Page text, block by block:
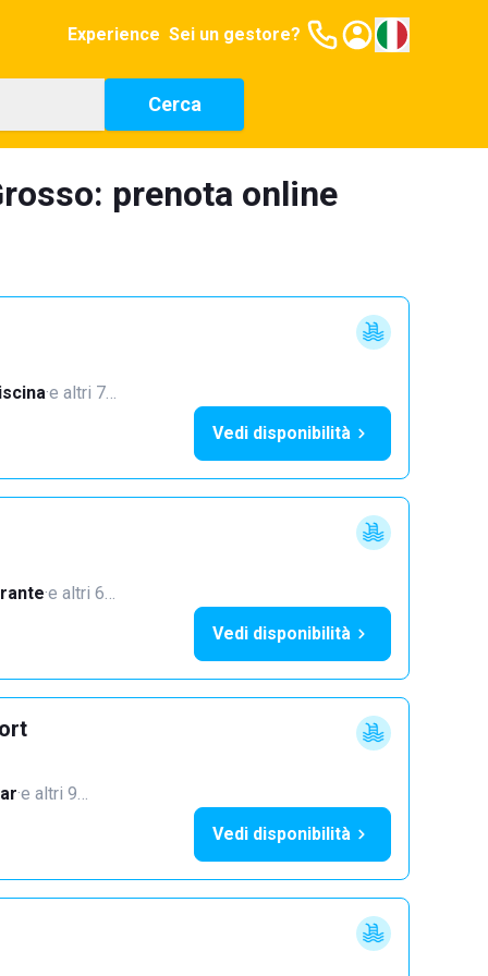
Experience Sei un gestore?
Cerca
prenota online
·e altri 7…
Vedi disponibilità
·e altri 6…
Vedi disponibilità
·e altri 9…
Vedi disponibilità